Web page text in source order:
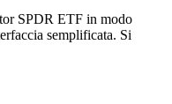
SPDR ETF in modo
semplificata. Si